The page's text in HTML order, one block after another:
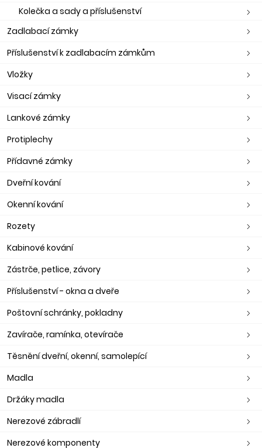
Kolečka a sady a příslušenství
Zadlabací zámky
Příslušenství k zadlabacím zámkům
Vložky
Visací zámky
Lankové zámky
Protiplechy
Přídavné zámky
Dveřní kování
Okenní kování
Rozety
Kabinové kování
Zástrče, petlice, závory
Příslušenství - okna a dveře
Poštovní schránky, pokladny
Zavírače, ramínka, otevírače
Těsnění dveřní, okenní, samolepící
Madla
Držáky madla
Nerezové zábradlí
Nerezové komponenty